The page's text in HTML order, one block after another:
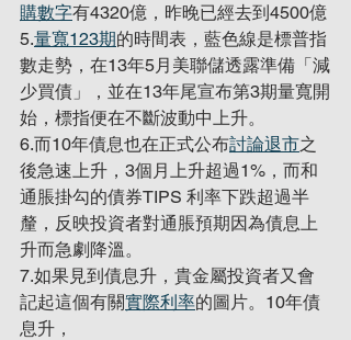
購數字有4320億，昨晚已經去到4500億
5.量寬123期的時間表，藍色線是標普指
數走勢，在13年5月美聯儲透露準備「減
少買債」，並在13年尾宣布第3期量寬開
始，標指便在不斷波動中上升。
6.而10年債息也在正式公布討論退市之
後急速上升，3個月上升超過1%，而和
通脹掛勾的債券TIPS 利率下跌超過半
釐，反映投資者對通脹預期因為債息上
升而急劇降溫。
7.如果見到債息升，貴金屬投資者又會
記起這個有關實際利率的圖片。10年債
息升，